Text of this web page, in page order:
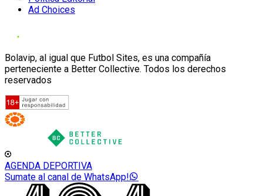
Ad Choices
Bolavip, al igual que Futbol Sites, es una compañía
perteneciente a Better Collective. Todos los derechos
reservados
AGENDA DEPORTIVA
Sumate al canal de WhatsApp!